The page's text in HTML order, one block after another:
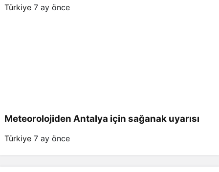
Türkiye 7 ay önce
Meteorolojiden Antalya için sağanak uyarısı
Türkiye 7 ay önce